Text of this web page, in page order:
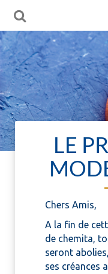
LE
Chers Amis,
A la fin de
de chemita,
seront
ses créances